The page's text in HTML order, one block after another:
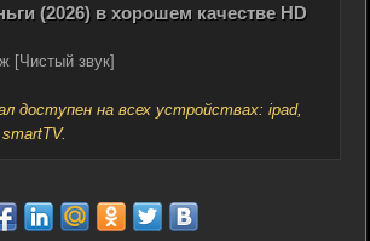
(2026) в хорошем качестве HD
[Чистый звук]
доступен на всех устройствах: ipad,